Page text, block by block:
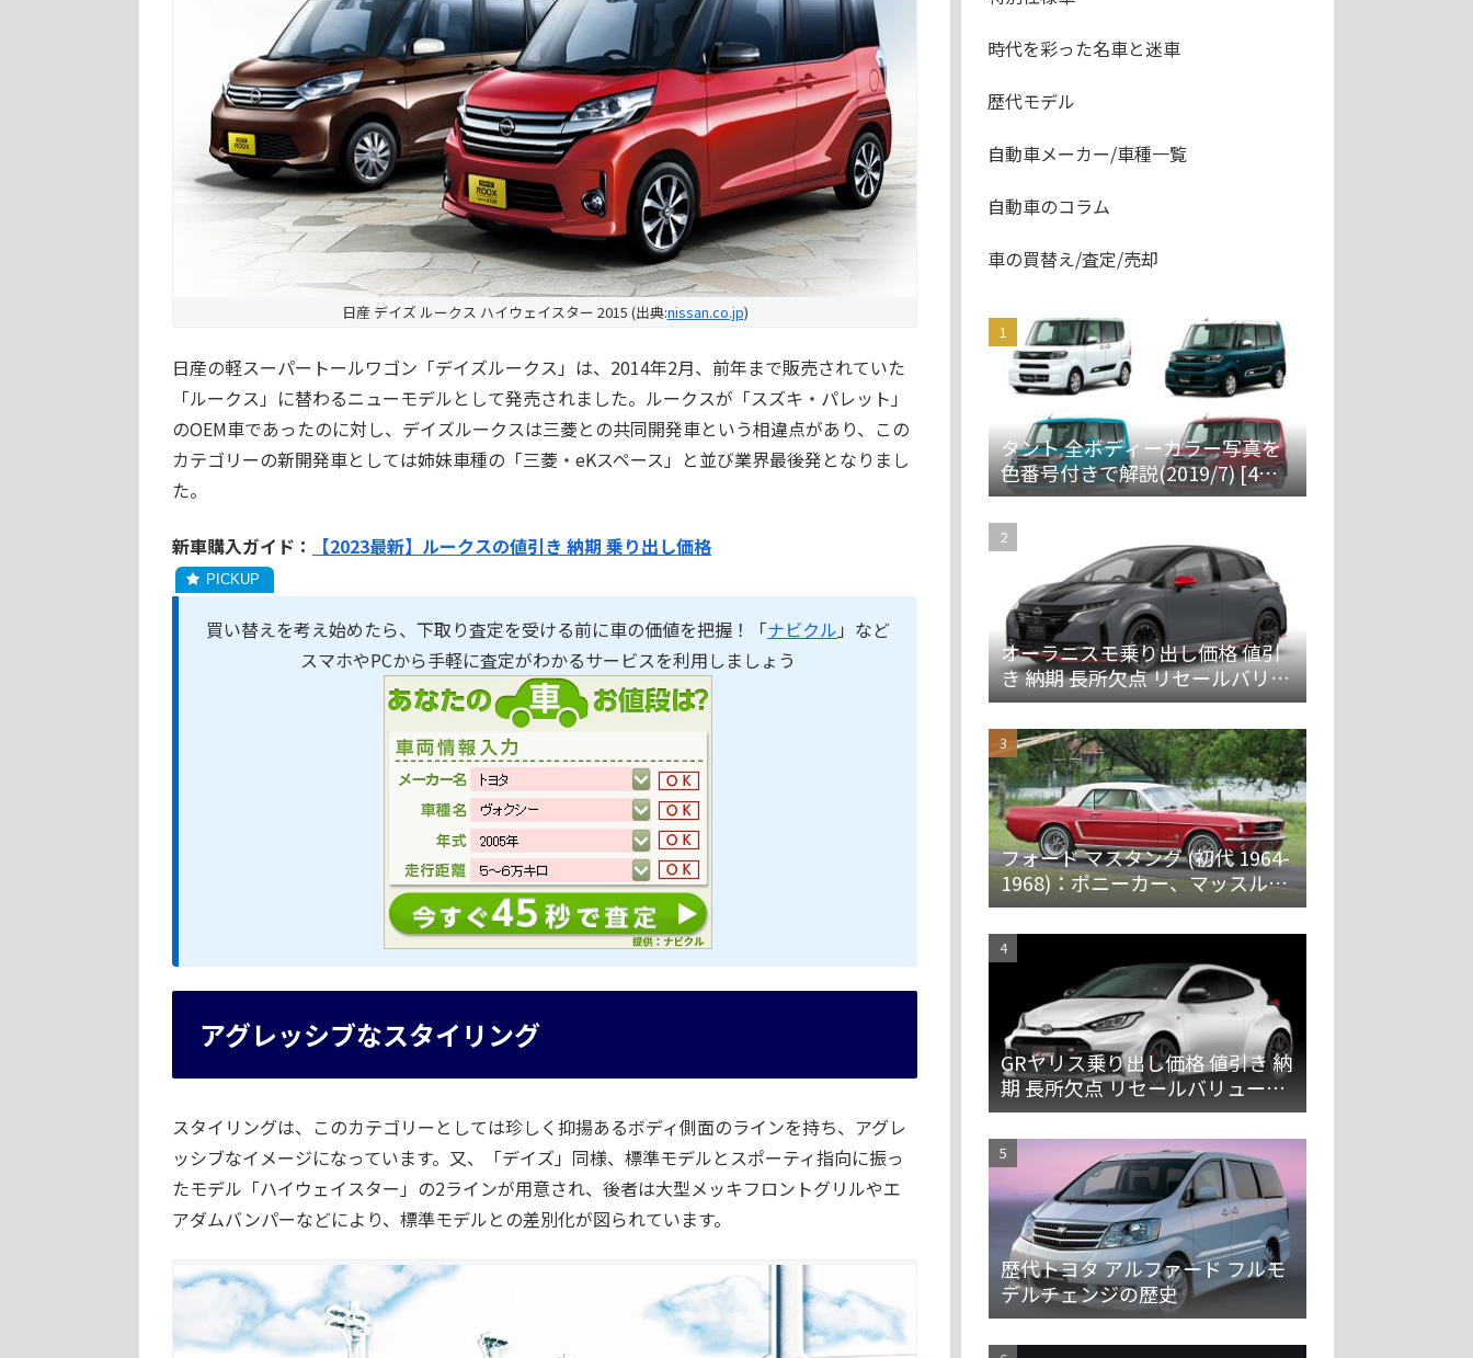
日産 デイズ ルークス ハイウェイスター 2015 (出典:nissan.co.jp)
日産の軽スーパートールワゴン「デイズルークス」は、2014年2月、前年まで販売されていた
「ルークス」に替わるニューモデルとして発売されました。ルークスが「スズキ・パレット」
のOEM車であったのに対し、デイズルークスは三菱との共同開発車という相違点があり、この
カテゴリーの新開発車としては姉妹車種の「三菱・eKスペース」と並び業界最後発となりまし
た。
新車購入ガイド： 【2023最新】ルークスの値引き 納期 乗り出し価格
買い替えを考え始めたら、下取り査定を受ける前に車の価値を把握！「ナビクル 」など
スマホやPCから手軽に査定がわかるサービスを利用しましょう
アグレッシブなスタイリング
スタイリングは、このカテゴリーとしては珍しく抑揚あるボディ側面のラインを持ち、アグレ
ッシブなイメージになっています。又、「デイズ」同様、標準モデルとスポーティ指向に振っ
たモデル「ハイウェイスター」の2ラインが用意され、後者は大型メッキフロントグリルやエ
アダムバンパーなどにより、標準モデルとの差別化が図られています。
時代を彩った名車と迷車
歴代モデル
自動車メーカー/車種一覧
自動車のコラム
車の買替え/査定/売却
タント 全ボディーカラー写真を
色番号付きで解説(2019/7) [4代
目 LA650S/660S]
オーラニスモ乗り出し価格 値引
き 納期 長所欠点 リセールバリュ
ーを解説
フォード マスタング (初代 1964-
1968)：ポニーカー、マッスルカ
ーの愛称で親しまれ大ヒット
GRヤリス乗り出し価格 値引き 納
期 長所欠点 リセールバリューを
解説
歴代トヨタ アルファード フルモ
デルチェンジの歴史